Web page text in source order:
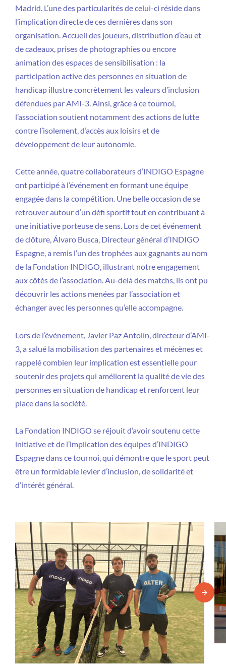
Madrid. L’une des particularités de celui-ci réside dans
l’implication directe de ces dernières dans son
organisation. Accueil des joueurs, distribution d’eau et
de cadeaux, prises de photographies ou encore
animation des espaces de sensibilisation : la
participation active des personnes en situation de
handicap illustre concrètement les valeurs d’inclusion
défendues par AMI-3. Ainsi, grâce à ce tournoi,
l’association soutient notamment des actions de lutte
contre l’isolement, d’accès aux loisirs et de
développement de leur autonomie.
Cette année, quatre collaborateurs d’INDIGO Espagne
ont participé à l’événement en formant une équipe
engagée dans la compétition. Une belle occasion de se
retrouver autour d’un défi sportif tout en contribuant à
une initiative porteuse de sens. Lors de cet événement
de clôture, Álvaro Busca, Directeur général d’INDIGO
Espagne, a remis l’un des trophées aux gagnants au nom
de la Fondation INDIGO, illustrant notre engagement
aux côtés de l’association. Au-delà des matchs, ils ont pu
découvrir les actions menées par l’association et
échanger avec les personnes qu’elle accompagne.
Lors de l’événement, Javier Paz Antolín, directeur d’AMI-
3, a salué la mobilisation des partenaires et mécènes et
rappelé combien leur implication est essentielle pour
soutenir des projets qui améliorent la qualité de vie des
personnes en situation de handicap et renforcent leur
place dans la société.
La Fondation INDIGO se réjouit d’avoir soutenu cette
initiative et de l’implication des équipes d’INDIGO
Espagne dans ce tournoi, qui démontre que le sport peut
être un formidable levier d’inclusion, de solidarité et
d’intérêt général.